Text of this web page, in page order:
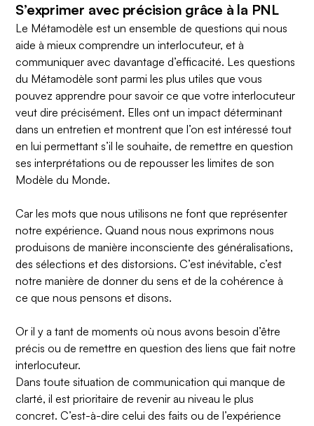
S’exprimer avec précision grâce à la PNL
Le Métamodèle est un ensemble de questions qui nous
aide à mieux comprendre un interlocuteur, et à
communiquer avec davantage d’efficacité. Les questions
du Métamodèle sont parmi les plus utiles que vous
pouvez apprendre pour savoir ce que votre interlocuteur
veut dire précisément. Elles ont un impact déterminant
dans un entretien et montrent que l’on est intéressé tout
en lui permettant s’il le souhaite, de remettre en question
ses interprétations ou de repousser les limites de son
Modèle du Monde.
Car les mots que nous utilisons ne font que représenter
notre expérience. Quand nous nous exprimons nous
produisons de manière inconsciente des généralisations,
des sélections et des distorsions. C’est inévitable, c’est
notre manière de donner du sens et de la cohérence à
ce que nous pensons et disons.
Or il y a tant de moments où nous avons besoin d’être
précis ou de remettre en question des liens que fait notre
interlocuteur.
Dans toute situation de communication qui manque de
clarté, il est prioritaire de revenir au niveau le plus
concret. C’est-à-dire celui des faits ou de l’expérience